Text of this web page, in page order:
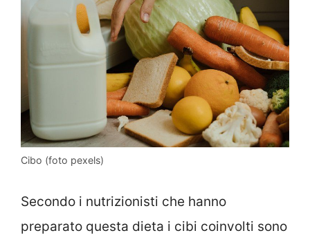
Cibo (foto pexels)
Secondo i nutrizionisti che hanno
preparato questa dieta i cibi coinvolti sono